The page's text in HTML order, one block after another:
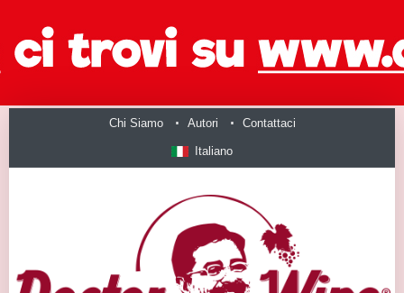
Chi Siamo Autori Contattaci
Italiano